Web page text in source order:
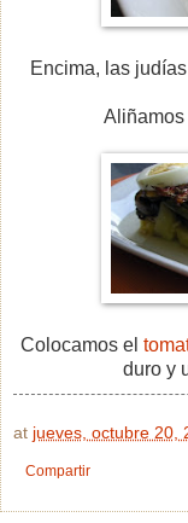
Encima, las
Aliñamos
Colocamos el
duro y
at jueves, octubre 20,
Compartir